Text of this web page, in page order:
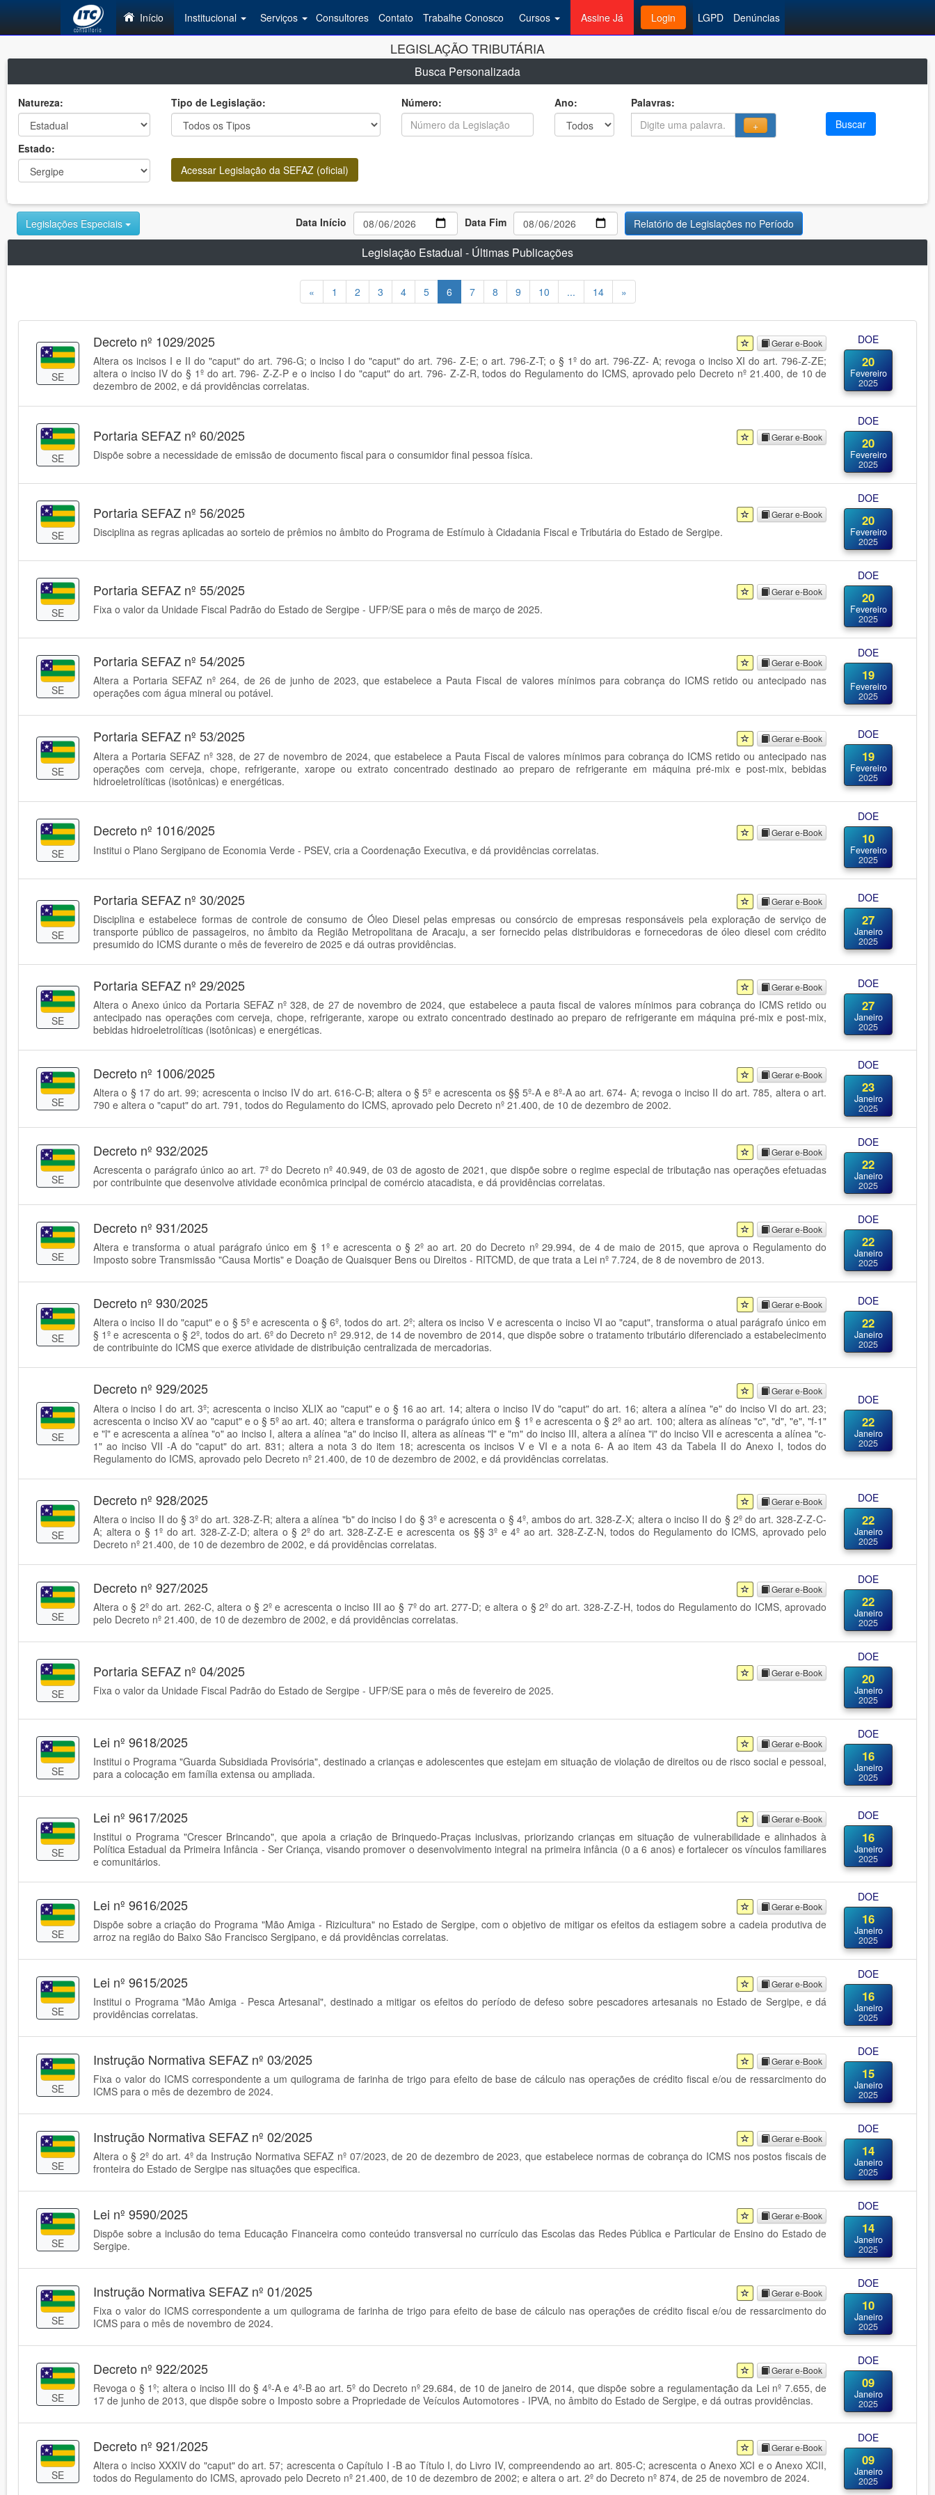
Início Institucional Serviços Consultores Contato Trabalhe Conosco Cursos Assine Já Login LGPD Denúncias
LEGISLAÇÃO TRIBUTÁRIA
Busca Personalizada
Natureza: Tipo de Legislação: Número: Ano:
Palavras:
+
Buscar
Estado:
Acessar Legislação da SEFAZ (oficial)
Legislações Especiais Data Início Data Fim Relatório de Legislações no Período
Legislação Estadual - Últimas Publicações
« 1 2 3 4 5 6 7 8 9 10 ... 14 »
SE
Decreto nº 1029/2025 Gerar e-Book
Altera os incisos I e II do "caput" do art. 796-G; o inciso I do "caput" do art. 796- Z-E; o art. 796-Z-T; o § 1º do art. 796-ZZ- A; revoga o inciso XI do art. 796-Z-ZE;
altera o inciso IV do § 1º do art. 796- Z-Z-P e o inciso I do "caput" do art. 796- Z-Z-R, todos do Regulamento do ICMS, aprovado pelo Decreto nº 21.400, de 10 de
dezembro de 2002, e dá providências correlatas.
DOE
20
Fevereiro
2025
SE
Portaria SEFAZ nº 60/2025 Gerar e-Book
Dispõe sobre a necessidade de emissão de documento fiscal para o consumidor final pessoa física.
DOE
20
Fevereiro
2025
SE
Portaria SEFAZ nº 56/2025 Gerar e-Book
Disciplina as regras aplicadas ao sorteio de prêmios no âmbito do Programa de Estímulo à Cidadania Fiscal e Tributária do Estado de Sergipe.
DOE
20
Fevereiro
2025
SE
Portaria SEFAZ nº 55/2025 Gerar e-Book
Fixa o valor da Unidade Fiscal Padrão do Estado de Sergipe - UFP/SE para o mês de março de 2025.
DOE
20
Fevereiro
2025
SE
Portaria SEFAZ nº 54/2025 Gerar e-Book
Altera a Portaria SEFAZ nº 264, de 26 de junho de 2023, que estabelece a Pauta Fiscal de valores mínimos para cobrança do ICMS retido ou antecipado nas
operações com água mineral ou potável.
DOE
19
Fevereiro
2025
SE
Portaria SEFAZ nº 53/2025 Gerar e-Book
Altera a Portaria SEFAZ nº 328, de 27 de novembro de 2024, que estabelece a Pauta Fiscal de valores mínimos para cobrança do ICMS retido ou antecipado nas
operações com cerveja, chope, refrigerante, xarope ou extrato concentrado destinado ao preparo de refrigerante em máquina pré-mix e post-mix, bebidas
hidroeletrolíticas (isotônicas) e energéticas.
DOE
19
Fevereiro
2025
SE
Decreto nº 1016/2025 Gerar e-Book
Institui o Plano Sergipano de Economia Verde - PSEV, cria a Coordenação Executiva, e dá providências correlatas.
DOE
10
Fevereiro
2025
SE
Portaria SEFAZ nº 30/2025 Gerar e-Book
Disciplina e estabelece formas de controle de consumo de Óleo Diesel pelas empresas ou consórcio de empresas responsáveis pela exploração de serviço de
transporte público de passageiros, no âmbito da Região Metropolitana de Aracaju, a ser fornecido pelas distribuidoras e fornecedoras de óleo diesel com crédito
presumido do ICMS durante o mês de fevereiro de 2025 e dá outras providências.
DOE
27
Janeiro
2025
SE
Portaria SEFAZ nº 29/2025 Gerar e-Book
Altera o Anexo único da Portaria SEFAZ nº 328, de 27 de novembro de 2024, que estabelece a pauta fiscal de valores mínimos para cobrança do ICMS retido ou
antecipado nas operações com cerveja, chope, refrigerante, xarope ou extrato concentrado destinado ao preparo de refrigerante em máquina pré-mix e post-mix,
bebidas hidroeletrolíticas (isotônicas) e energéticas.
DOE
27
Janeiro
2025
SE
Decreto nº 1006/2025 Gerar e-Book
Altera o § 17 do art. 99; acrescenta o inciso IV do art. 616-C-B; altera o § 5º e acrescenta os §§ 5º-A e 8º-A ao art. 674- A; revoga o inciso II do art. 785, altera o art.
790 e altera o "caput" do art. 791, todos do Regulamento do ICMS, aprovado pelo Decreto nº 21.400, de 10 de dezembro de 2002.
DOE
23
Janeiro
2025
SE
Decreto nº 932/2025 Gerar e-Book
Acrescenta o parágrafo único ao art. 7º do Decreto nº 40.949, de 03 de agosto de 2021, que dispõe sobre o regime especial de tributação nas operações efetuadas
por contribuinte que desenvolve atividade econômica principal de comércio atacadista, e dá providências correlatas.
DOE
22
Janeiro
2025
SE
Decreto nº 931/2025 Gerar e-Book
Altera e transforma o atual parágrafo único em § 1º e acrescenta o § 2º ao art. 20 do Decreto nº 29.994, de 4 de maio de 2015, que aprova o Regulamento do
Imposto sobre Transmissão "Causa Mortis" e Doação de Quaisquer Bens ou Direitos - RITCMD, de que trata a Lei nº 7.724, de 8 de novembro de 2013.
DOE
22
Janeiro
2025
SE
Decreto nº 930/2025 Gerar e-Book
Altera o inciso II do "caput" e o § 5º e acrescenta o § 6º, todos do art. 2º; altera os inciso V e acrescenta o inciso VI ao "caput", transforma o atual parágrafo único em
§ 1º e acrescenta o § 2º, todos do art. 6º do Decreto nº 29.912, de 14 de novembro de 2014, que dispõe sobre o tratamento tributário diferenciado a estabelecimento
de contribuinte do ICMS que exerce atividade de distribuição centralizada de mercadorias.
DOE
22
Janeiro
2025
SE
Decreto nº 929/2025 Gerar e-Book
Altera o inciso I do art. 3º; acrescenta o inciso XLIX ao "caput" e o § 16 ao art. 14; altera o inciso IV do "caput" do art. 16; altera a alínea "e" do inciso VI do art. 23;
acrescenta o inciso XV ao "caput" e o § 5º ao art. 40; altera e transforma o parágrafo único em § 1º e acrescenta o § 2º ao art. 100; altera as alíneas "c", "d", "e", "f-1"
e "l" e acrescenta a alínea "o" ao inciso I, altera a alínea "a" do inciso II, altera as alíneas "l" e "m" do inciso III, altera a alínea "i" do inciso VII e acrescenta a alínea "c-
1" ao inciso VII -A do "caput" do art. 831; altera a nota 3 do item 18; acrescenta os incisos V e VI e a nota 6- A ao item 43 da Tabela II do Anexo I, todos do
Regulamento do ICMS, aprovado pelo Decreto nº 21.400, de 10 de dezembro de 2002, e dá providências correlatas.
DOE
22
Janeiro
2025
SE
Decreto nº 928/2025 Gerar e-Book
Altera o inciso II do § 3º do art. 328-Z-R; altera a alínea "b" do inciso I do § 3º e acrescenta o § 4º, ambos do art. 328-Z-X; altera o inciso II do § 2º do art. 328-Z-Z-C-
A; altera o § 1º do art. 328-Z-Z-D; altera o § 2º do art. 328-Z-Z-E e acrescenta os §§ 3º e 4º ao art. 328-Z-Z-N, todos do Regulamento do ICMS, aprovado pelo
Decreto nº 21.400, de 10 de dezembro de 2002, e dá providências correlatas.
DOE
22
Janeiro
2025
SE
Decreto nº 927/2025 Gerar e-Book
Altera o § 2º do art. 262-C, altera o § 2º e acrescenta o inciso III ao § 7º do art. 277-D; e altera o § 2º do art. 328-Z-Z-H, todos do Regulamento do ICMS, aprovado
pelo Decreto nº 21.400, de 10 de dezembro de 2002, e dá providências correlatas.
DOE
22
Janeiro
2025
SE
Portaria SEFAZ nº 04/2025 Gerar e-Book
Fixa o valor da Unidade Fiscal Padrão do Estado de Sergipe - UFP/SE para o mês de fevereiro de 2025.
DOE
20
Janeiro
2025
SE
Lei nº 9618/2025 Gerar e-Book
Institui o Programa "Guarda Subsidiada Provisória", destinado a crianças e adolescentes que estejam em situação de violação de direitos ou de risco social e pessoal,
para a colocação em família extensa ou ampliada.
DOE
16
Janeiro
2025
SE
Lei nº 9617/2025 Gerar e-Book
Institui o Programa "Crescer Brincando", que apoia a criação de Brinquedo-Praças inclusivas, priorizando crianças em situação de vulnerabilidade e alinhados à
Política Estadual da Primeira Infância - Ser Criança, visando promover o desenvolvimento integral na primeira infância (0 a 6 anos) e fortalecer os vínculos familiares
e comunitários.
DOE
16
Janeiro
2025
SE
Lei nº 9616/2025 Gerar e-Book
Dispõe sobre a criação do Programa "Mão Amiga - Rizicultura" no Estado de Sergipe, com o objetivo de mitigar os efeitos da estiagem sobre a cadeia produtiva de
arroz na região do Baixo São Francisco Sergipano, e dá providências correlatas.
DOE
16
Janeiro
2025
SE
Lei nº 9615/2025 Gerar e-Book
Institui o Programa "Mão Amiga - Pesca Artesanal", destinado a mitigar os efeitos do período de defeso sobre pescadores artesanais no Estado de Sergipe, e dá
providências correlatas.
DOE
16
Janeiro
2025
SE
Instrução Normativa SEFAZ nº 03/2025 Gerar e-Book
Fixa o valor do ICMS correspondente a um quilograma de farinha de trigo para efeito de base de cálculo nas operações de crédito fiscal e/ou de ressarcimento do
ICMS para o mês de dezembro de 2024.
DOE
15
Janeiro
2025
SE
Instrução Normativa SEFAZ nº 02/2025 Gerar e-Book
Altera o § 2º do art. 4º da Instrução Normativa SEFAZ nº 07/2023, de 20 de dezembro de 2023, que estabelece normas de cobrança do ICMS nos postos fiscais de
fronteira do Estado de Sergipe nas situações que especifica.
DOE
14
Janeiro
2025
SE
Lei nº 9590/2025 Gerar e-Book
Dispõe sobre a inclusão do tema Educação Financeira como conteúdo transversal no currículo das Escolas das Redes Pública e Particular de Ensino do Estado de
Sergipe.
DOE
14
Janeiro
2025
SE
Instrução Normativa SEFAZ nº 01/2025 Gerar e-Book
Fixa o valor do ICMS correspondente a um quilograma de farinha de trigo para efeito de base de cálculo nas operações de crédito fiscal e/ou de ressarcimento do
ICMS para o mês de novembro de 2024.
DOE
10
Janeiro
2025
SE
Decreto nº 922/2025 Gerar e-Book
Revoga o § 1º; altera o inciso III do § 4º-A e 4º-B ao art. 5º do Decreto nº 29.684, de 10 de janeiro de 2014, que dispõe sobre a regulamentação da Lei nº 7.655, de
17 de junho de 2013, que dispõe sobre o Imposto sobre a Propriedade de Veículos Automotores - IPVA, no âmbito do Estado de Sergipe, e dá outras providências.
DOE
09
Janeiro
2025
SE
Decreto nº 921/2025 Gerar e-Book
Altera o inciso XXXIV do "caput" do art. 57; acrescenta o Capítulo I -B ao Título I, do Livro IV, compreendendo ao art. 805-C; acrescenta o Anexo XCI e o Anexo XCII,
todos do Regulamento do ICMS, aprovado pelo Decreto nº 21.400, de 10 de dezembro de 2002; e altera o art. 2º do Decreto nº 874, de 25 de novembro de 2024.
DOE
09
Janeiro
2025